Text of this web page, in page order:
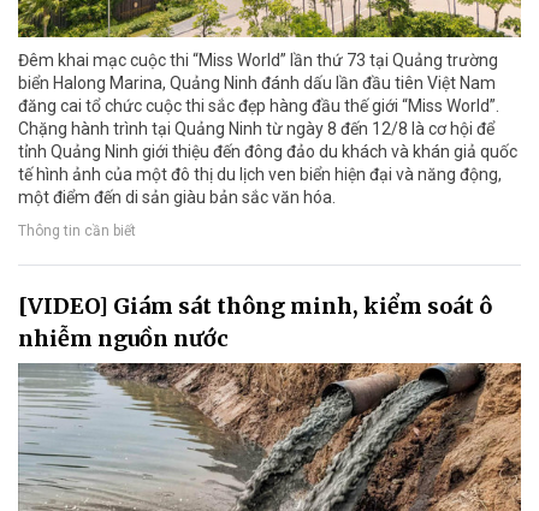
Đêm khai mạc cuộc thi “Miss World” lần thứ 73 tại Quảng trường
biển Halong Marina, Quảng Ninh đánh dấu lần đầu tiên Việt Nam
đăng cai tổ chức cuộc thi sắc đẹp hàng đầu thế giới “Miss World”.
Chặng hành trình tại Quảng Ninh từ ngày 8 đến 12/8 là cơ hội để
tỉnh Quảng Ninh giới thiệu đến đông đảo du khách và khán giả quốc
tế hình ảnh của một đô thị du lịch ven biển hiện đại và năng động,
một điểm đến di sản giàu bản sắc văn hóa.
Thông tin cần biết
[VIDEO] Giám sát thông minh, kiểm soát ô
nhiễm nguồn nước